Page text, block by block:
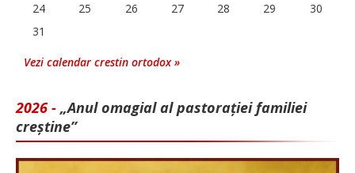
24
25 26 27 28 29
30
31
Vezi calendar crestin ortodox »
2026 - „Anul omagial al pastorației familiei
creștine”